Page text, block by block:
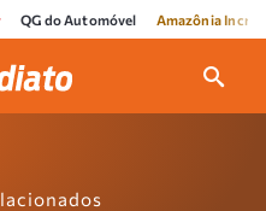
QG do Automóvel Amazônia